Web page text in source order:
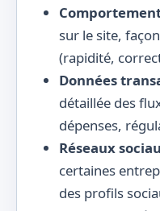
sur le site,
(rapidité,
Données
détaillée des
dépenses,
Réseaux
certaines
des profils